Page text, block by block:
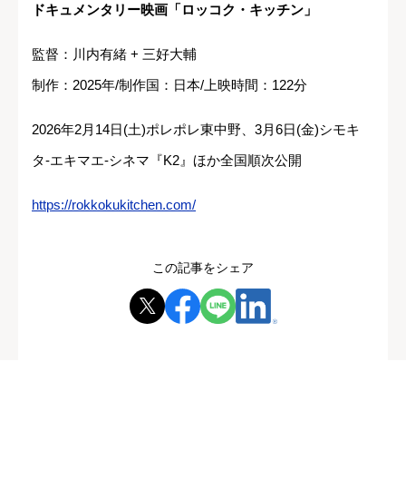
ドキュメンタリー映画「ロッコク・キッチン」
監督：川内有緒 + 三好大輔
制作：2025年/制作国：日本/上映時間：122分
2026年2月14日(土)ポレポレ東中野、3月6日(金)シモキ
タ-エキマエ-シネマ『K2』ほか全国順次公開
https://rokkokukitchen.com/
この記事をシェア